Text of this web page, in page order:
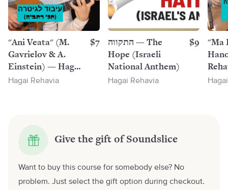
"Ani Veata" (M.
Gavrielov & A.
Einstein) — Hagai
Rehavia
$7
Hagai Rehavia
התקווה — The
Hope (Israeli
National Anthem)
$9
Hagai Rehavia
"Ma
Give the gift of Soundslice
Want to buy this course for somebody else? No
problem. Just select the gift option during checkout.